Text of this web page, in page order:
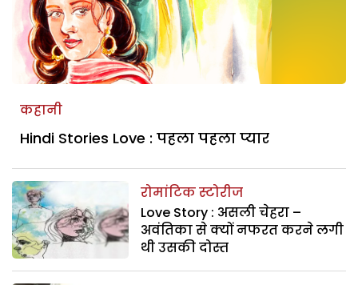
कहानी
Hindi Stories Love : पहला पहला प्यार
रोमांटिक स्टोरीज
Love Story : असली चेहरा –
अवंतिका से क्यों नफरत करने लगी
थी उसकी दोस्त